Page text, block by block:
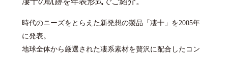
時代のニーズをとらえた新発想の製品「凄十」を2005年
に発表。
地球全体から厳選された凄系素材を贅沢に配合したコン